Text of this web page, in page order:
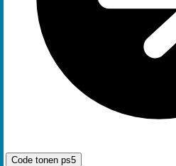
Code tonen ps5